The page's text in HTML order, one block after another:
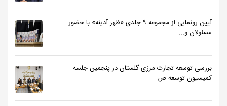
آیین رونمایی از مجموعه ۹ جلدی «ظهر آدینه» با حضور
مسئولان و...
بررسی توسعه تجارت مرزی گلستان در پنجمین جلسه
کمیسیون توسعه ص...